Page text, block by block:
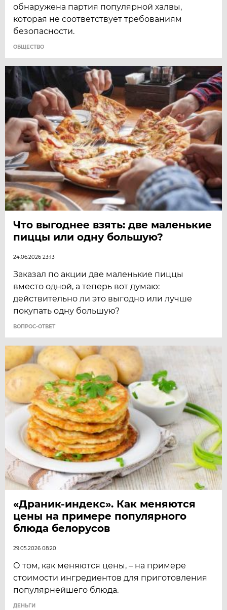
обнаружена партия популярной халвы,
которая не соответствует требованиям
безопасности.
ОБЩЕСТВО
Что выгоднее взять: две маленькие
пиццы или одну большую?
24.06.2026 23:13
Заказал по акции две маленькие пиццы
вместо одной, а теперь вот думаю:
действительно ли это выгодно или лучше
покупать одну большую?
ВОПРОС-ОТВЕТ
«Драник-индекс». Как меняются
цены на примере популярного
блюда белорусов
29.05.2026 08:20
О том, как меняются цены, – на примере
стоимости ингредиентов для приготовления
популярнейшего блюда.
ДЕНЬГИ